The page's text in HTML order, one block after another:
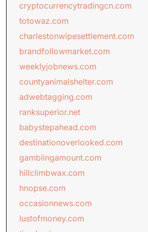
cryptocurrencytradingcn.com
totowaz.com
charlestonwipesettlement.com
brandfollowmarket.com
weeklyjobnews.com
countyanimalshelter.com
adwebtagging.com
ranksuperior.net
babystepahead.com
destinationoverlooked.com
gamblingamount.com
hillclimbwax.com
hnopse.com
occasionnews.com
lustofmoney.com